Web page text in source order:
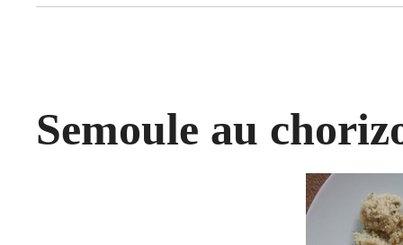
Semoule au